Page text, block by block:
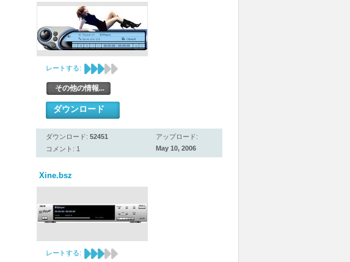
レートする:
その他の情報...
ダウンロード
ダウンロード: 52451
コメント: 1
アップロード:
May 10, 2006
Xine.bsz
レートする: